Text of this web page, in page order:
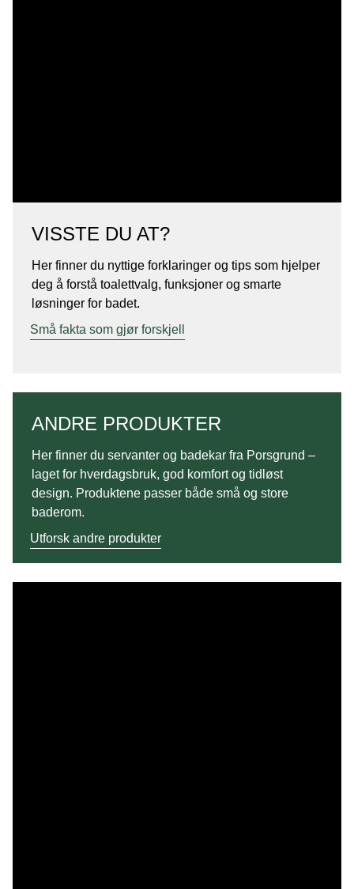
VISSTE DU AT?
Her finner du nyttige forklaringer og tips som hjelper
deg å forstå toalettvalg, funksjoner og smarte
løsninger for badet.
Små fakta som gjør forskjell
ANDRE PRODUKTER
Her finner du servanter og badekar fra Porsgrund –
laget for hverdagsbruk, god komfort og tidløst
design. Produktene passer både små og store
baderom.
Utforsk andre produkter